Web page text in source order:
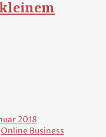
2018
Online Business